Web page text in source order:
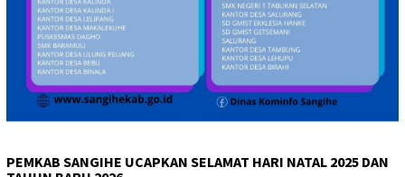
PEMKAB SANGIHE UCAPKAN SELAMAT HARI NATAL 2025 DAN